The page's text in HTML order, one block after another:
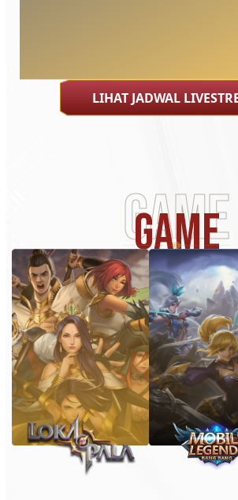
LIHAT JADWAL
Game
GAME